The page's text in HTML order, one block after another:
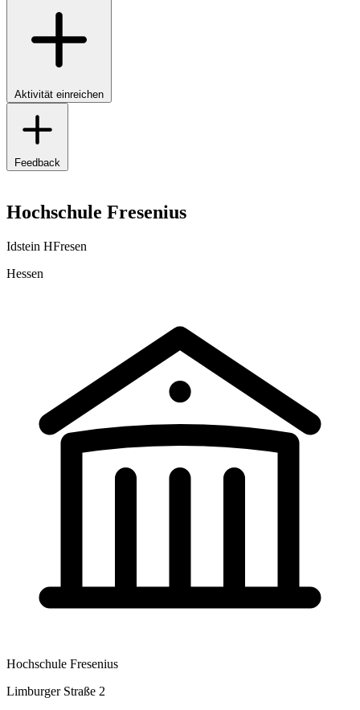
Aktivität einreichen
Feedback
Hochschule Fresenius
Idstein HFresen
Hessen
Hochschule Fresenius
Limburger Straße 2